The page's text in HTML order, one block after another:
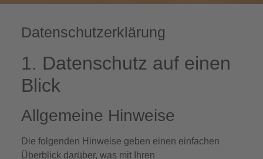
Datenschutz­erklärung
1. Datenschutz auf einen
Blick
Allgemeine Hinweise
Die folgenden Hinweise geben einen einfachen
Überblick darüber, was mit Ihren